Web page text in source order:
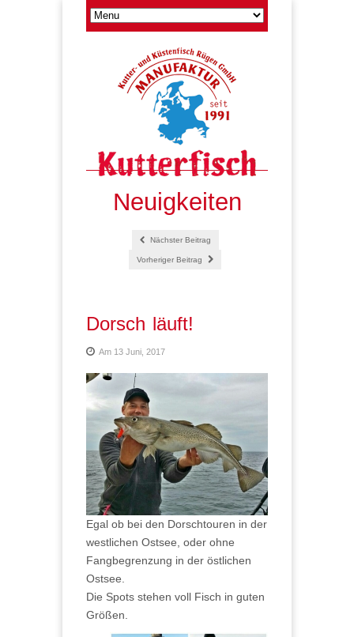
Neuigkeiten
Nächster Beitrag
Vorheriger Beitrag
Dorsch läuft!
Am 13 Juni, 2017
Egal ob bei den Dorschtouren in der
westlichen Ostsee, oder ohne
Fangbegrenzung in der östlichen
Ostsee.
Die Spots stehen voll Fisch in guten
Größen.